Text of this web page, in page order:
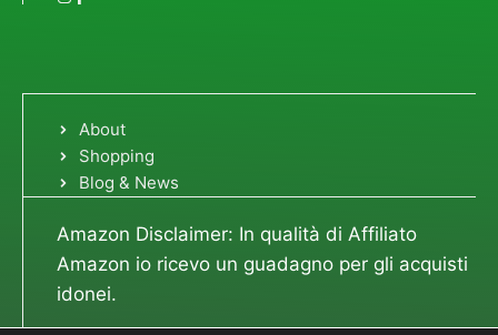
About
Shopping
Blog & News
Amazon Disclaimer: In qualità di Affiliato
Amazon io ricevo un guadagno per gli acquisti
idonei.